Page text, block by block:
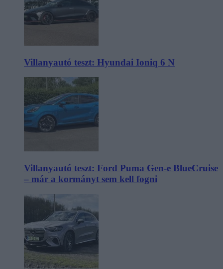
Villanyautó teszt: Hyundai Ioniq 6 N
Villanyautó teszt: Ford Puma Gen-e BlueCruise
– már a kormányt sem kell fogni